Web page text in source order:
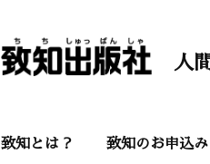
人
致知とは？ 致知のお申込み